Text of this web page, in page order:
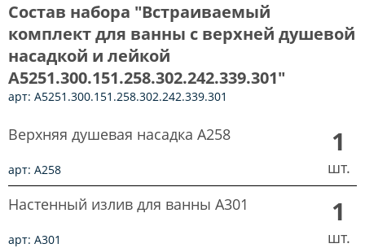
Состав набора "Встраиваемый
комплект для ванны с верхней душевой
насадкой и лейкой
A5251.300.151.258.302.242.339.301"
арт: A5251.300.151.258.302.242.339.301
Верхняя душевая насадка A258
арт: A258
1
шт.
Настенный излив для ванны A301
арт: A301
1
шт.